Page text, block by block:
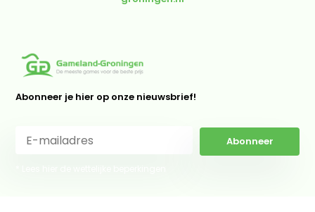
Abonneer je hier op onze nieuwsbrief!
Abonneer